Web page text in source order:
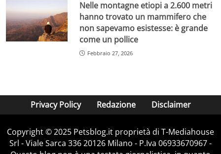
Nelle montagne etiopi a 2.600 metri
hanno trovato un mammifero che
non sapevamo esistesse: è grande
come un pollice
Febbraio 27, 2026
Privacy Policy Redazione Disclaimer
Copyright © 2025 Petsblog.it proprietà di T-Mediahouse
Srl - Viale Sarca 336 20126 Milano - P.Iva 06933670967 -